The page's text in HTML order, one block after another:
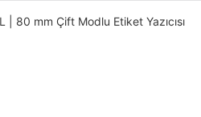
| 80 mm Çift Modlu Etiket Yazıcısı